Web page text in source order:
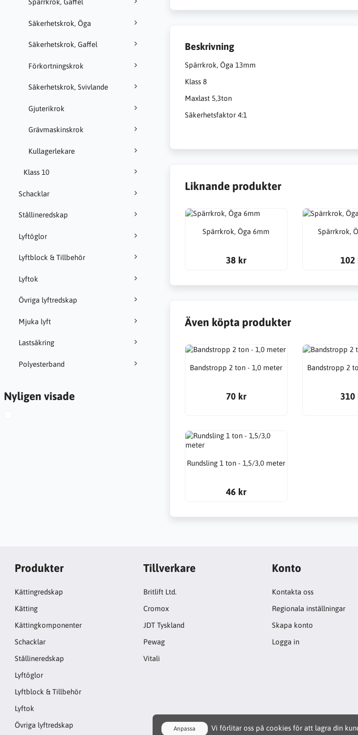
Spärrkrok, Gaffel
Säkerhetskrok, Öga
Säkerhetskrok, Gaffel
Förkortningskrok
Säkerhetskrok, Svivlande
Gjuterikrok
Grävmaskinskrok
Kullagerlekare
Klass 10
Schacklar
Stållineredskap
Lyftöglor
Lyftblock & Tillbehör
Lyftok
Övriga lyftredskap
Mjuka lyft
Lastsäkring
Polyesterband
Nyligen visade
Beskrivning
Spärrkrok, Öga 13mm
Klass 8
Maxlast 5,3ton
Säkerhetsfaktor 4:1
Liknande produkter
Spärrkrok, Öga 6mm
38 kr
Spärrkrok,
102
Även köpta produkter
Bandstropp 2 ton - 1,0 meter
70 kr
Bandstropp 2
310
Rundsling 1 ton - 1,5/3,0 meter
46 kr
Anpassa Vi förlitar oss på cookies för att lagra din
Produkter
Kättingredskap
Kätting
Kättingkomponenter
Schacklar
Stållineredskap
Lyftöglor
Lyftblock & Tillbehör
Lyftok
Övriga lyftredskap
Tillverkare
Britlift Ltd.
Cromox
JDT Tyskland
Pewag
Vitali
Konto
Kontakta oss
Regionala inställningar
Skapa konto
Logga in